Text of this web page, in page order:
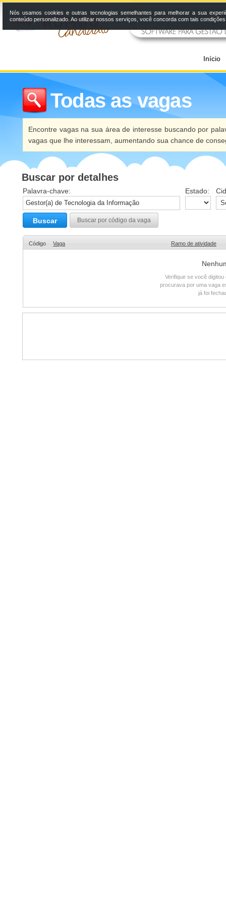
Início
Todas as vagas
Encontre vagas na sua área de interesse buscando por
vagas que lhe interessam, aumentando sua chance de
Buscar por detalhes
Palavra-chave: Estado:
Buscar Buscar por código da vaga
Código Vaga Ramo de atividade
Verifique se você
procurava por uma vaga
já foi
Nós usamos cookies e outras tecnologias semelhantes para melhorar a sua
conteúdo personalizado. Ao utilizar nossos serviços, você concorda com tais